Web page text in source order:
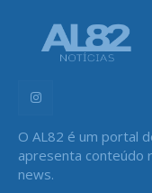
O AL82 é um portal
apresenta conteúdo
news.